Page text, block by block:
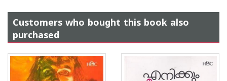
Customers who bought this book also
purchased